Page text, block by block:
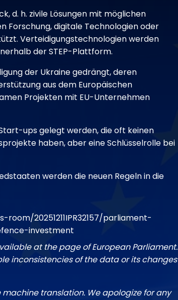
d. h. zivile Lösungen mit möglichen
Forschung, digitale Technologien oder
Verteidigungstechnologien werden
der STEP-Plattform.
der Ukraine gedrängt, deren
aus dem Europäischen
Projekten mit EU-Unternehmen
ups gelegt werden, die oft keinen
haben, aber eine Schlüsselrolle bei
werden die neuen Regeln in die
20251211IPR32157/parliament-
investment
at the page of European Parliament.
inconsistencies of the data or its changes
translation. We apologize for any